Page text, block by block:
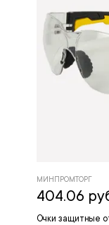
Очки защитные
МИНПРОМТОРГ
404.06